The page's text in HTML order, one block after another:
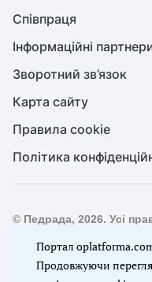
Співпраця
Інформаційні
Зворотний зв’язок
Карта сайту
Правила cookie
Політика
© Педрада, 2026. Усі
Повне або часткове
цитування, публікація їх
лише з письмового
Портал
Продовжуючи